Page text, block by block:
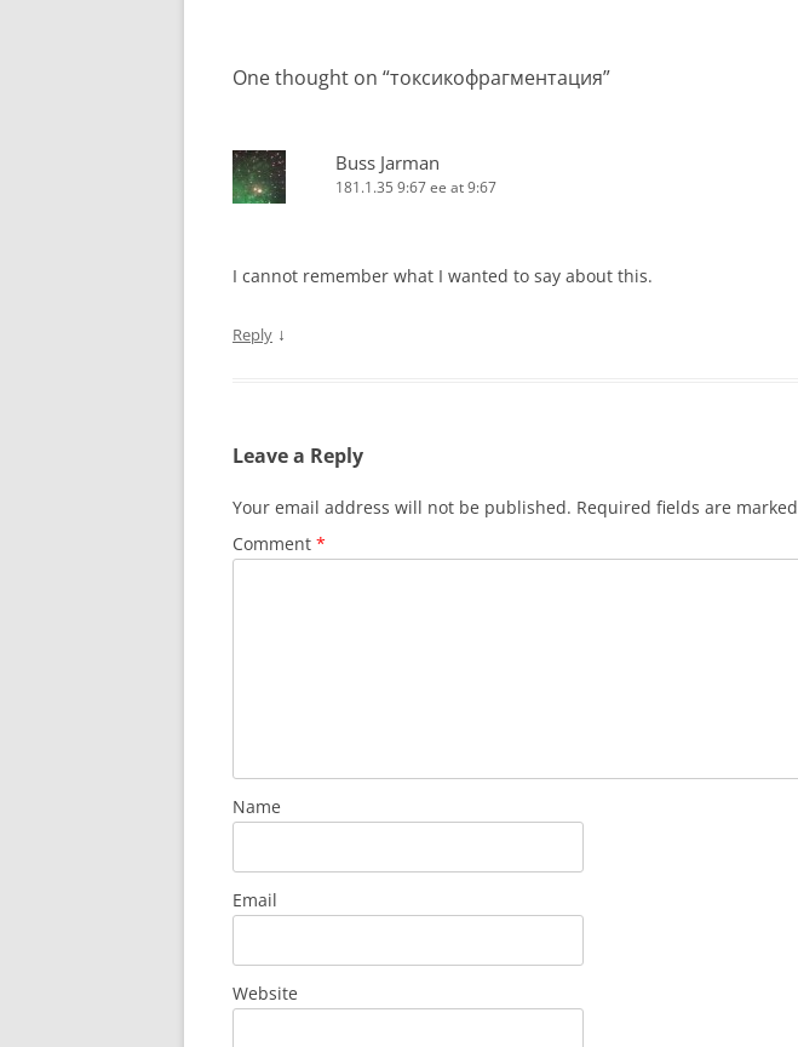
One thought on “токсикофрагментация”
Buss Jarman
181.1.35 9:67 ee at 9:67
I cannot remember what I wanted to say about this.
Reply ↓
Leave a Reply
Your email address will not be published. Required fields are marked
Comment *
Name
Email
Website